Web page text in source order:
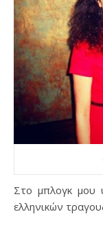
Στο μπλογκ μου
ελληνικών